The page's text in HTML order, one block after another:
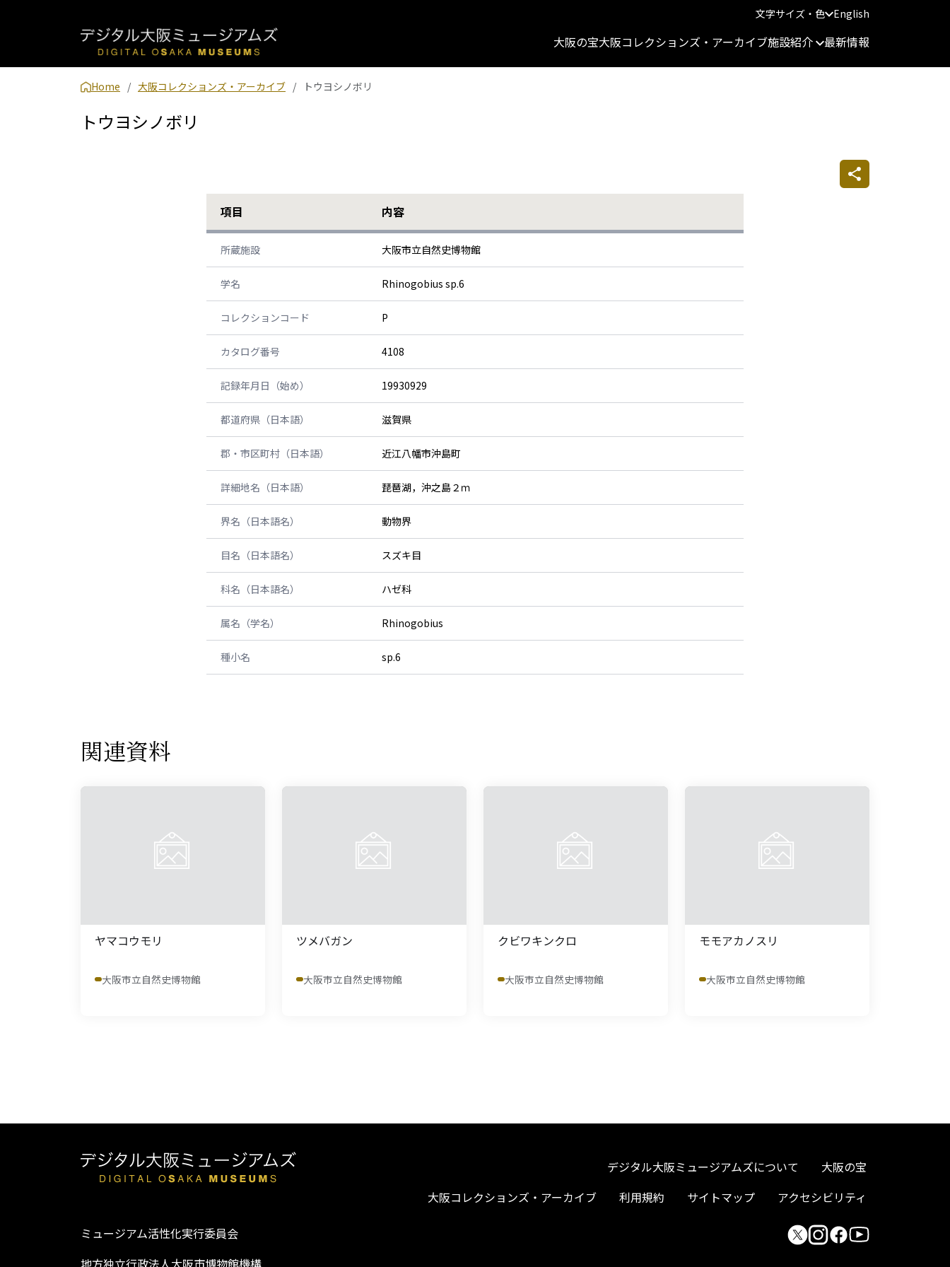
文字サイズ・色 English
大阪の宝大阪コレクションズ・アーカイブ施設紹介 最新情報
Home 大阪コレクションズ・アーカイブ トウヨシノボリ
トウヨシノボリ
項目 内容
所蔵施設 大阪市立自然史博物館
学名 Rhinogobius sp.6
コレクションコード P
カタログ番号 4108
記録年月日（始め） 19930929
都道府県（日本語） 滋賀県
郡・市区町村（日本語） 近江八幡市沖島町
詳細地名（日本語） 琵琶湖，沖之島２ｍ
界名（日本語名） 動物界
目名（日本語名） スズキ目
科名（日本語名） ハゼ科
属名（学名） Rhinogobius
種小名 sp.6
関連資料
ヤマコウモリ
大阪市立自然史博物館
ツメバガン
大阪市立自然史博物館
クビワキンクロ
大阪市立自然史博物館
モモアカノスリ
大阪市立自然史博物館
デジタル大阪ミュージアムズについて
大阪の宝
大阪コレクションズ・アーカイブ
利用規約 サイトマップ アクセシビリティ
ミュージアム活性化実行委員会
地方独立行政法人大阪市博物館機構